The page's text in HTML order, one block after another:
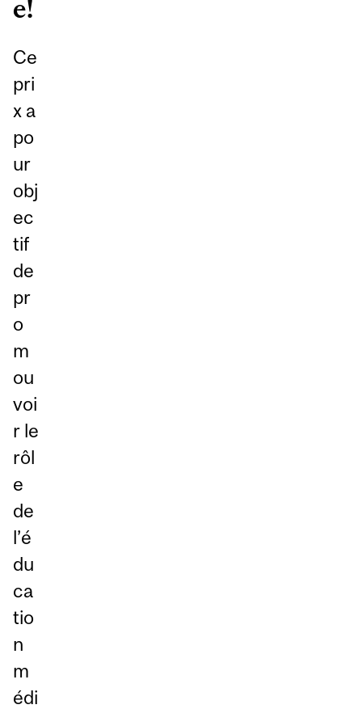
e!
Ce
pri
x a
po
ur
obj
ec
tif
de
pr
o
m
ou
voi
r le
rôl
e
de
l’é
du
ca
tio
n
m
édi